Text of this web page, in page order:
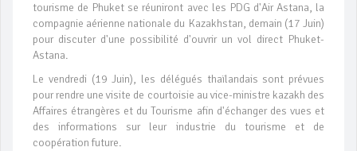
tourisme de Phuket se réuniront avec les PDG d'Air Astana, la
compagnie aérienne nationale du Kazakhstan, demain (17 Juin)
pour discuter d'une possibilité d'ouvrir un vol direct Phuket-
Astana.
Le vendredi (19 Juin), les délégués thaïlandais sont prévues
pour rendre une visite de courtoisie au vice-ministre kazakh des
Affaires étrangères et du Tourisme afin d'échanger des vues et
des informations sur leur industrie du tourisme et de
coopération future.